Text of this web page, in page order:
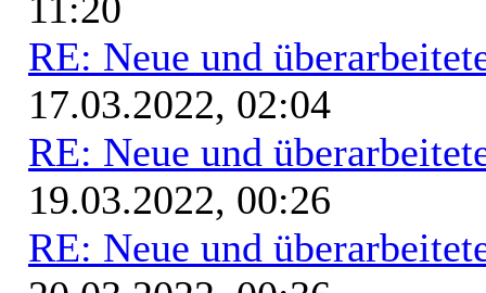
RE: Neue und
17.03.2022, 02:04
RE: Neue und
19.03.2022, 00:26
RE: Neue und